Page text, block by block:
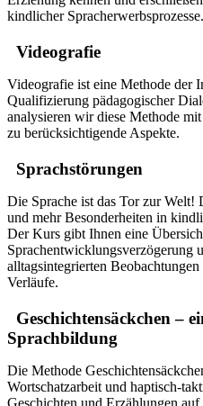
kindlicher Spracherwerbsprozesse.
Videografie
Videografie ist eine Methode der
Qualifizierung pädagogischer
analysieren wir diese Methode
zu berücksichtigende Aspekte.
Sprachstörungen
Die Sprache ist das Tor zur Welt!
und mehr Besonderheiten in
Der Kurs gibt Ihnen eine
Sprachentwicklungsverzögerung
alltagsintegrierten
Verläufe.
Geschichtensäckchen –
Sprachbildung
Die Methode
Wortschatzarbeit und haptisch-
Geschichten und Erzählungen